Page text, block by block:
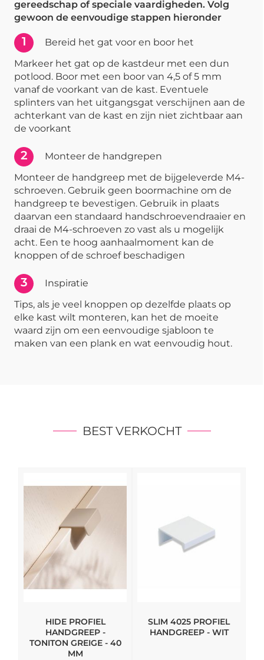
gereedschap of speciale vaardigheden. Volg
gewoon de eenvoudige stappen hieronder
1
Bereid het gat voor en boor het
Markeer het gat op de kastdeur met een dun
potlood. Boor met een boor van 4,5 of 5 mm
vanaf de voorkant van de kast. Eventuele
splinters van het uitgangsgat verschijnen aan de
achterkant van de kast en zijn niet zichtbaar aan
de voorkant
2
Monteer de handgrepen
Monteer de handgreep met de bijgeleverde M4-
schroeven. Gebruik geen boormachine om de
handgreep te bevestigen. Gebruik in plaats
daarvan een standaard handschroevendraaier en
draai de M4-schroeven zo vast als u mogelijk
acht. Een te hoog aanhaalmoment kan de
knoppen of de schroef beschadigen
3
Inspiratie
Tips, als je veel knoppen op dezelfde plaats op
elke kast wilt monteren, kan het de moeite
waard zijn om een eenvoudige sjabloon te
maken van een plank en wat eenvoudig hout.
BEST VERKOCHT
HIDE PROFIEL
HANDGREEP -
TONITON GREIGE - 40
MM
SLIM 4025 PROFIEL
HANDGREEP - WIT